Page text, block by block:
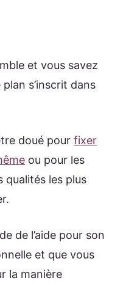
et vous savez
s’inscrit dans
doué pour fixer
ou pour les
qualités les plus
de l’aide pour son
et que vous
la manière